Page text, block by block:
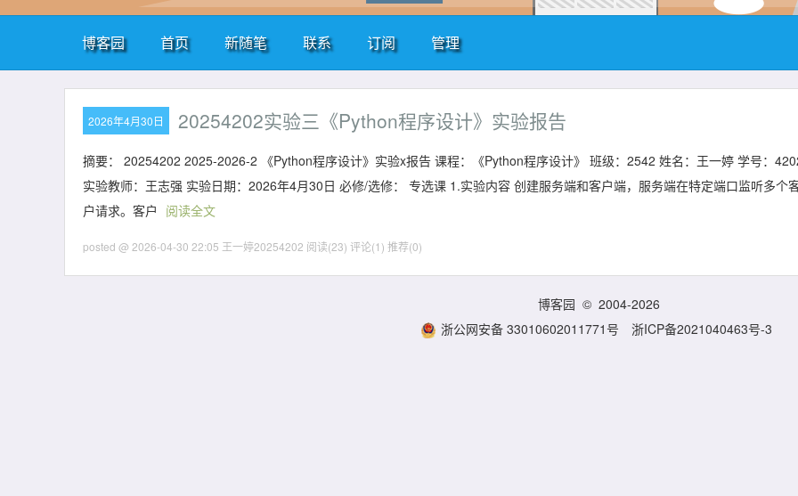
博客园 首页 新随笔 联系 订阅 管理
2026年4月30日 20254202实验三《Python程序设计》实验报告
摘要： 20254202 2025-2026-2 《Python程序设计》实验x报告 课程：《Python程序设计》 班级：2542 姓名：王一婷 学号：
实验教师：王志强 实验日期：2026年4月30日 必修/选修： 专选课 1.实验内容 创建服务端和客户端，服务端在特定端口监听多个
户请求。客户 阅读全文
posted @ 2026-04-30 22:05 王一婷20254202 阅读(23) 评论(1) 推荐(0)
博客园 © 2004-2026
浙公网安备 33010602011771号
浙ICP备2021040463号-3